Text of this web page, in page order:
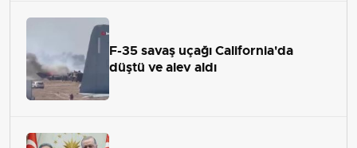
F-35 savaş uçağı California'da
düştü ve alev aldı